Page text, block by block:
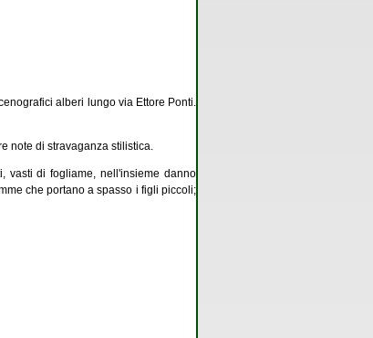
alberi lungo via Ettore Ponti.
note di stravaganza stilistica.
vasti di fogliame, nell'insieme danno
che portano a spasso i figli piccoli;